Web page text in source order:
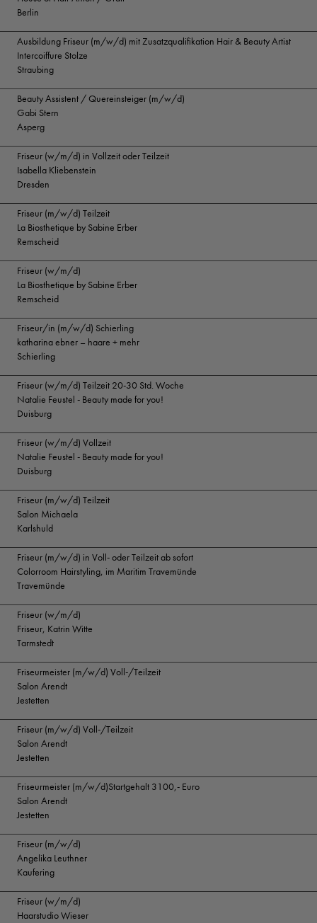
Berlin
Ausbildung Friseur (m/w/d) mit Zusatzqualifikation Hair & Beauty Artist
Intercoiffure Stolze
Straubing
Beauty Assistent / Quereinsteiger (m/w/d)
Gabi Stern
Asperg
Friseur (w/m/d) in Vollzeit oder Teilzeit
Isabella Kliebenstein
Dresden
Friseur (m/w/d) Teilzeit
La Biosthetique by Sabine Erber
Remscheid
Friseur (w/m/d)
La Biosthetique by Sabine Erber
Remscheid
Friseur/in (m/w/d) Schierling
katharina ebner – haare + mehr
Schierling
Friseur (w/m/d) Teilzeit 20-30 Std. Woche
Natalie Feustel - Beauty made for you!
Duisburg
Friseur (w/m/d) Vollzeit
Natalie Feustel - Beauty made for you!
Duisburg
Friseur (m/w/d) Teilzeit
Salon Michaela
Karlshuld
Friseur (m/w/d) in Voll- oder Teilzeit ab sofort
Colorroom Hairstyling, im Maritim Travemünde
Travemünde
Friseur (w/m/d)
Friseur, Katrin Witte
Tarmstedt
Friseurmeister (m/w/d) Voll-/Teilzeit
Salon Arendt
Jestetten
Friseur (m/w/d) Voll-/Teilzeit
Salon Arendt
Jestetten
Friseurmeister (m/w/d)Startgehalt 3100,- Euro
Salon Arendt
Jestetten
Friseur (m/w/d)
Angelika Leuthner
Kaufering
Friseur (w/m/d)
Haarstudio Wieser